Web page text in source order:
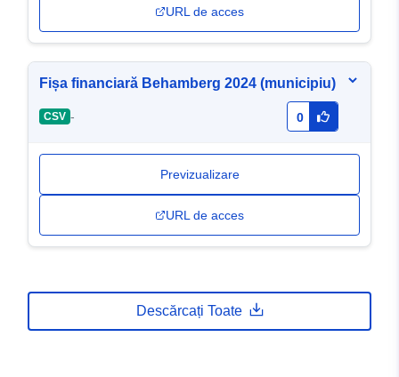
URL de acces
Fișa financiară Behamberg 2024 (municipiu)
CSV - 0
Previzualizare
URL de acces
Descărcați Toate